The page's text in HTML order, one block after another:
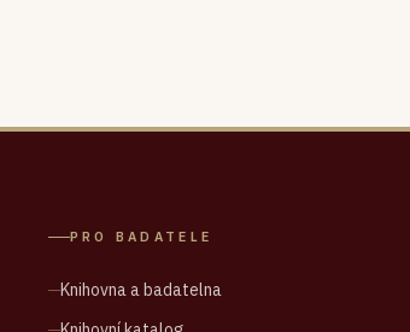
PRO BADATELE
Knihovna a badatelna